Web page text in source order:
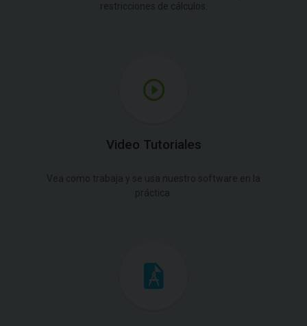
restricciones de cálculos.
Video Tutoriales
Vea como trabaja y se usa nuestro software en la
práctica.